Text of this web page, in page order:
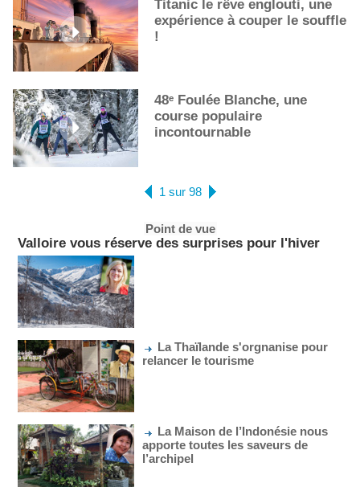
Titanic le rêve englouti, une
expérience à couper le souffle
!
48ᵉ Foulée Blanche, une
course populaire
incontournable
1 sur 98
Point de vue
Valloire vous réserve des surprises pour l'hiver
La Thaïlande s'orgnanise pour
relancer le tourisme
La Maison de l’Indonésie nous
apporte toutes les saveurs de
l’archipel